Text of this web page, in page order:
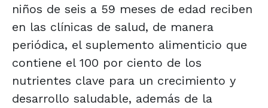
niños de seis a 59 meses de edad reciben
en las clínicas de salud, de manera
periódica, el suplemento alimenticio que
contiene el 100 por ciento de los
nutrientes clave para un crecimiento y
desarrollo saludable, además de la